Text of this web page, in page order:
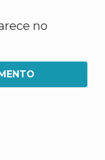
no